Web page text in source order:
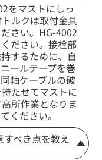
をマストにしっ
ルクは取付金具
さい。HG-4002
ださい。接栓部
するために、自
ールテープを巻
軸ケーブルの破
たせてマストに
所作業となりま
ください。
べき点を教え